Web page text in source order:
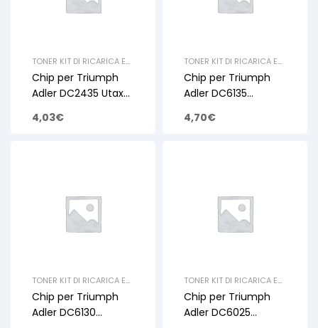
TONER KIT DI RICARICA E
RIGENERAZIONE
UTAX
CHIP, TRIUMPH ADLER,
CHIP
Chip per Triumph
Adler DC2435 Utax
4,03€
TONER KIT DI RICARICA E
RIGENERAZIONE
UTAX
CHIP, TRIUMPH ADLER,
CHIP
Chip per Triumph
Adler DC6135
CD5235 7.2K
4,70€
TONER KIT DI RICARICA E
RIGENERAZIONE
UTAX
CHIP, TRIUMPH ADLER,
CHIP
Chip per Triumph
Adler DC6130
TONER KIT DI RICARICA E
RIGENERAZIONE
UTAX
CHIP, TRIUMPH ADLER,
CHIP
Chip per Triumph
Adler DC6025